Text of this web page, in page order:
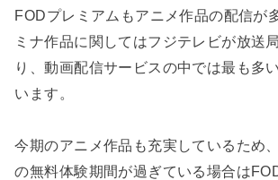
FODプレミアムもアニメ作品の配信が
ミナ作品に関してはフジテレビが放送
り、動画配信サービスの中では最も多
います。
今期のアニメ作品も充実しているため
の無料体験期間が過ぎている場合は